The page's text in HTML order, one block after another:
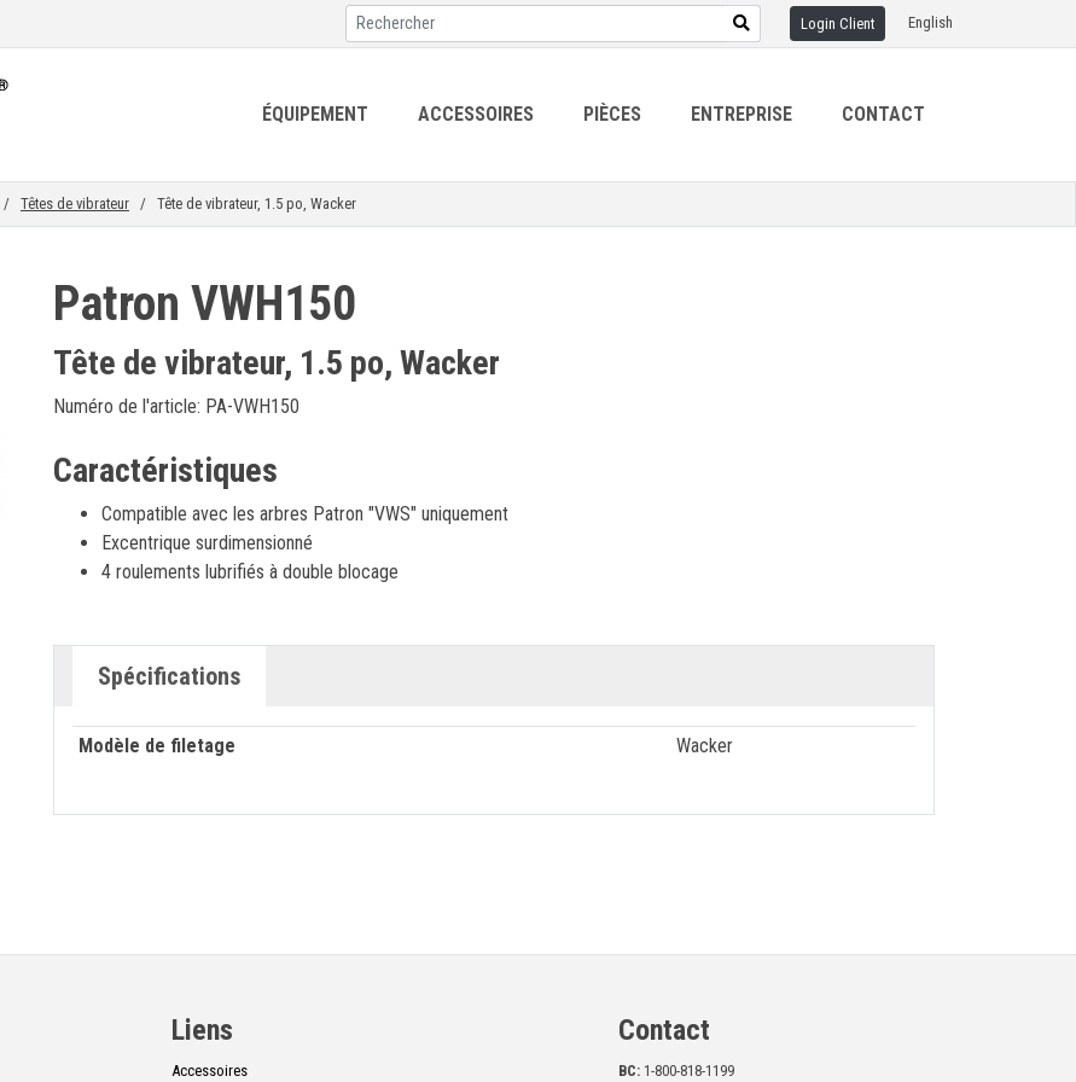
Login Client English
ÉQUIPEMENT ACCESSOIRES PIÈCES ENTREPRISE CONTACT
/ Têtes de vibrateur / Tête de vibrateur, 1.5 po, Wacker
Patron VWH150
Tête de vibrateur, 1.5 po, Wacker
Numéro de l'article: PA-VWH150
Caractéristiques
Compatible avec les arbres Patron "VWS" uniquement
Excentrique surdimensionné
4 roulements lubrifiés à double blocage
Spécifications
Modèle de filetage Wacker
Liens
Accessoires
Contact
BC:1-800-818-1199